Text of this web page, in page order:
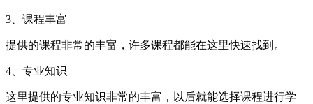
3、课程丰富
提供的课程非常的丰富，许多课程都能在这里快速找到。
4、专业知识
这里提供的专业知识非常的丰富，以后就能选择课程进行学